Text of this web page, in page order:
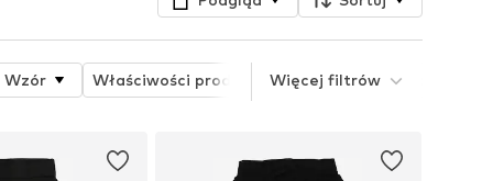
Wzór Właściwości produktu Dyscypliny sportowe
Więcej filtrów